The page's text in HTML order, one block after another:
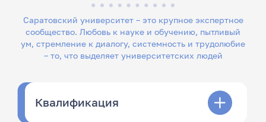
Саратовский университет – это крупное экспертное
сообщество. Любовь к науке и обучению, пытливый
ум, стремление к диалогу, системность и трудолюбие
– то, что выделяет университетских людей
Квалификация